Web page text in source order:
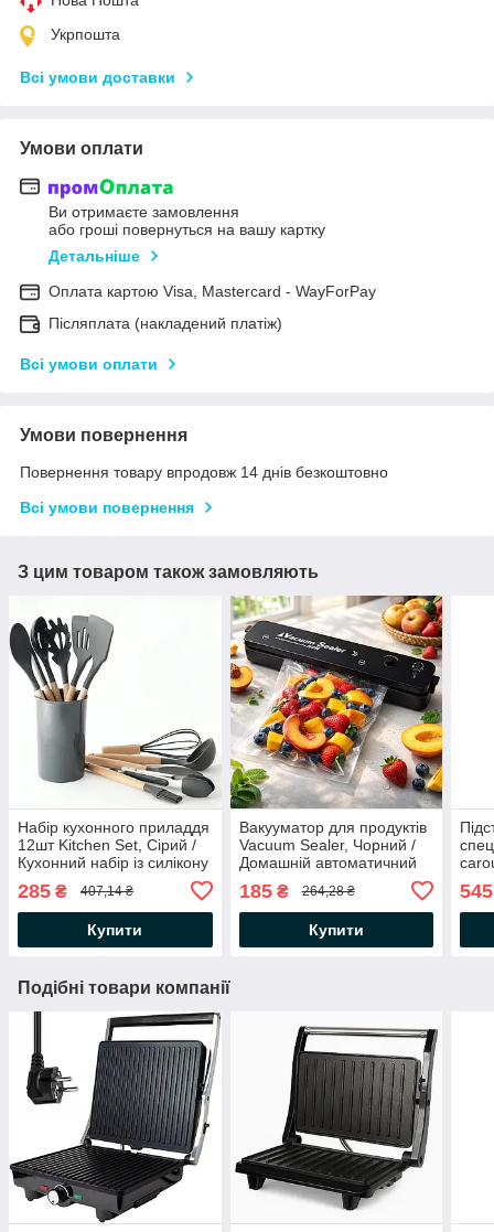
Укрпошта
Всі умови доставки
Умови оплати
Ви отримаєте замовлення
або гроші повернуться на вашу картку
Детальніше
Оплата картою Visa, Mastercard - WayForPay
Післяплата (накладений платіж)
Всі умови оплати
Умови повернення
Повернення товару впродовж 14 днів безкоштовно
Всі умови повернення
З цим товаром також замовляють
Набір кухонного приладдя
12шт Kitchen Set, Сірий /
Кухонний набір із силікону
285 ₴ 407,14 ₴
Купити
Вакууматор для продуктів
Vacuum Sealer, Чорний /
Домашній автоматичний
185₴ 264,28 ₴
Купити
545
Подібні товари компанії